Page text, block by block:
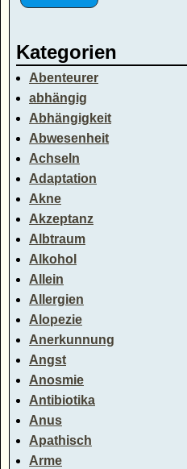
Kategorien
Abenteurer
abhängig
Abhängigkeit
Abwesenheit
Achseln
Adaptation
Akne
Akzeptanz
Albtraum
Alkohol
Allein
Allergien
Alopezie
Anerkunnung
Angst
Anosmie
Antibiotika
Anus
Apathisch
Arme